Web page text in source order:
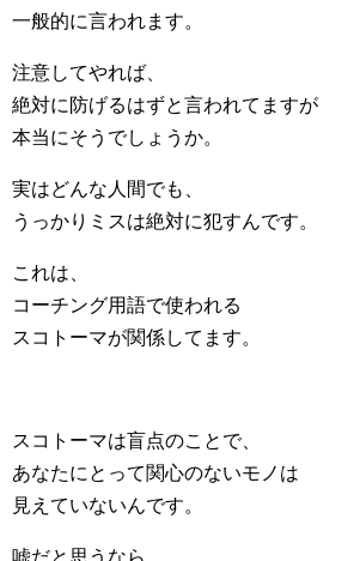
一般的に言われます。
注意してやれば、
絶対に防げるはずと言われてますが
本当にそうでしょうか。
実はどんな人間でも、
うっかりミスは絶対に犯すんです。
これは、
コーチング用語で使われる
スコトーマが関係してます。
スコトーマは盲点のことで、
あなたにとって関心のないモノは
見えていないんです。
嘘だと思うなら、